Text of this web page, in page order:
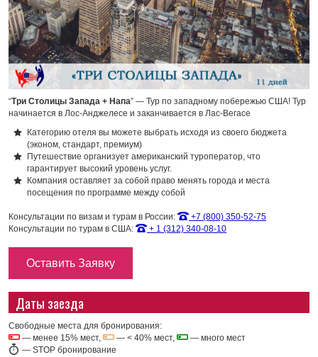
“Три Столицы Запада + Напа” — Тур по западному побережью США! Тур
начинается в Лос-Анджелесе и заканчивается в Лас-Вегасе
Категорию отеля вы можете выбрать исходя из своего бюджета
(эконом, стандарт, премиум)
Путешествие организует американский туроператор, что
гарантирует высокий уровень услуг.
Компания оставляет за собой право менять города и места
посещения по программе между собой
Консультации по визам и турам в России:
+7 (800) 350-52-75
Консультации по турам в США:
+ 1 (312) 340-08-10
Оставить Заявку
Даты заезда
Свободные места для бронирования:
— менее 15% мест,
— < 40% мест,
— много мест
— STOP бронирование